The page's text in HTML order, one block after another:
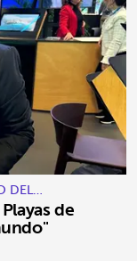
DEL
de